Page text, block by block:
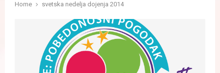
Home svetska nedelja dojenja 2014